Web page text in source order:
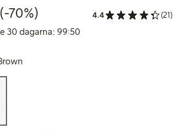
pris: 59,50 kr
pris: 199,00 kr
rabatt
(-70%) 4.4 (21)
30 dagarna: 99:50Lägsta pris senaste 30